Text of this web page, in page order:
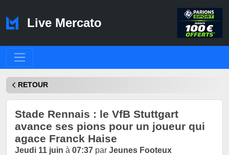
Live Mercato
RETOUR
Stade Rennais : le VfB Stuttgart
avance ses pions pour un joueur qui
agace Franck Haise
Jeudi 11 juin à 07:37 par Jeunes Footeux